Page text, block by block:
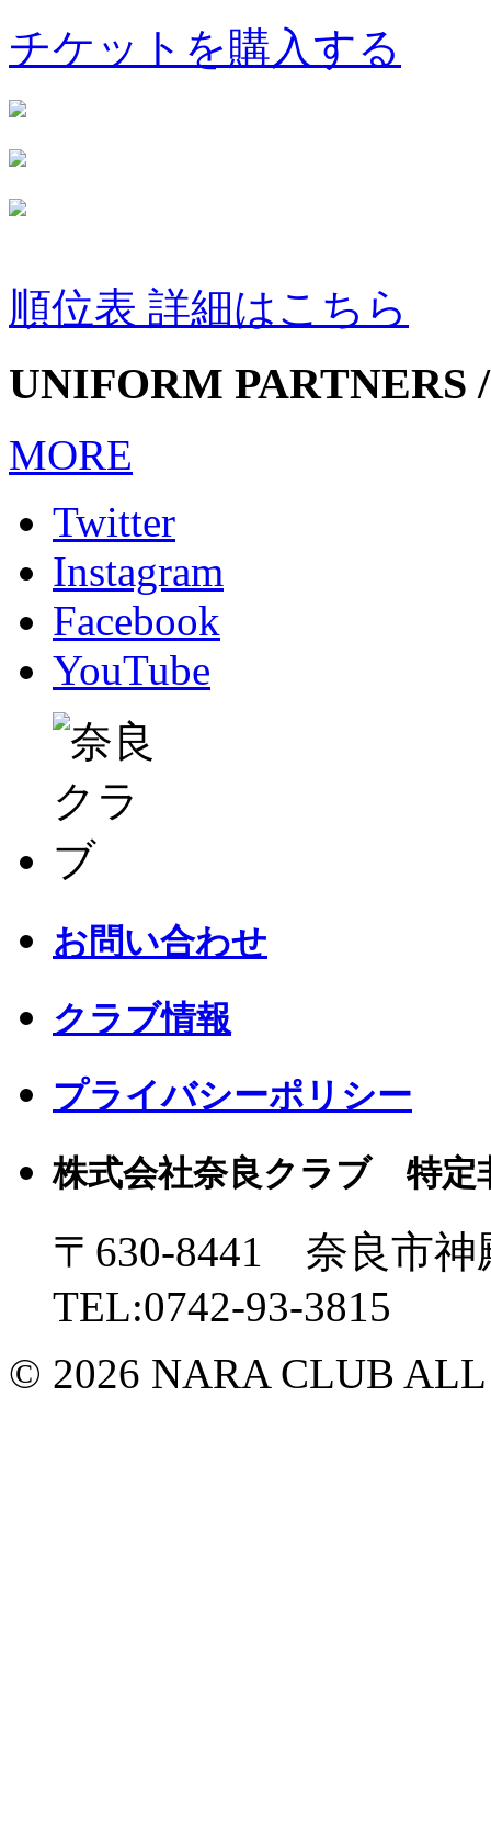
チケットを購入する
順位表 詳細はこちら
UNIFORM PARTNERS
MORE
Twitter
Instagram
Facebook
YouTube
お問い合わせ
クラブ情報
プライバシーポリシー
株式会社奈良クラブ 特定
〒630-8441 奈良市
TEL:0742-93-3815
© 2026 NARA CLUB ALL